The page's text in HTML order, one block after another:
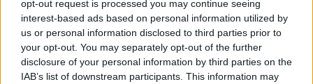
opt-out request is processed you may continue seeing
interest-based ads based on personal information utilized by
us or personal information disclosed to third parties prior to
your opt-out. You may separately opt-out of the further
disclosure of your personal information by third parties on the
IAB’s list of downstream participants. This information may
lissy_kind
Lebende Forenlegende